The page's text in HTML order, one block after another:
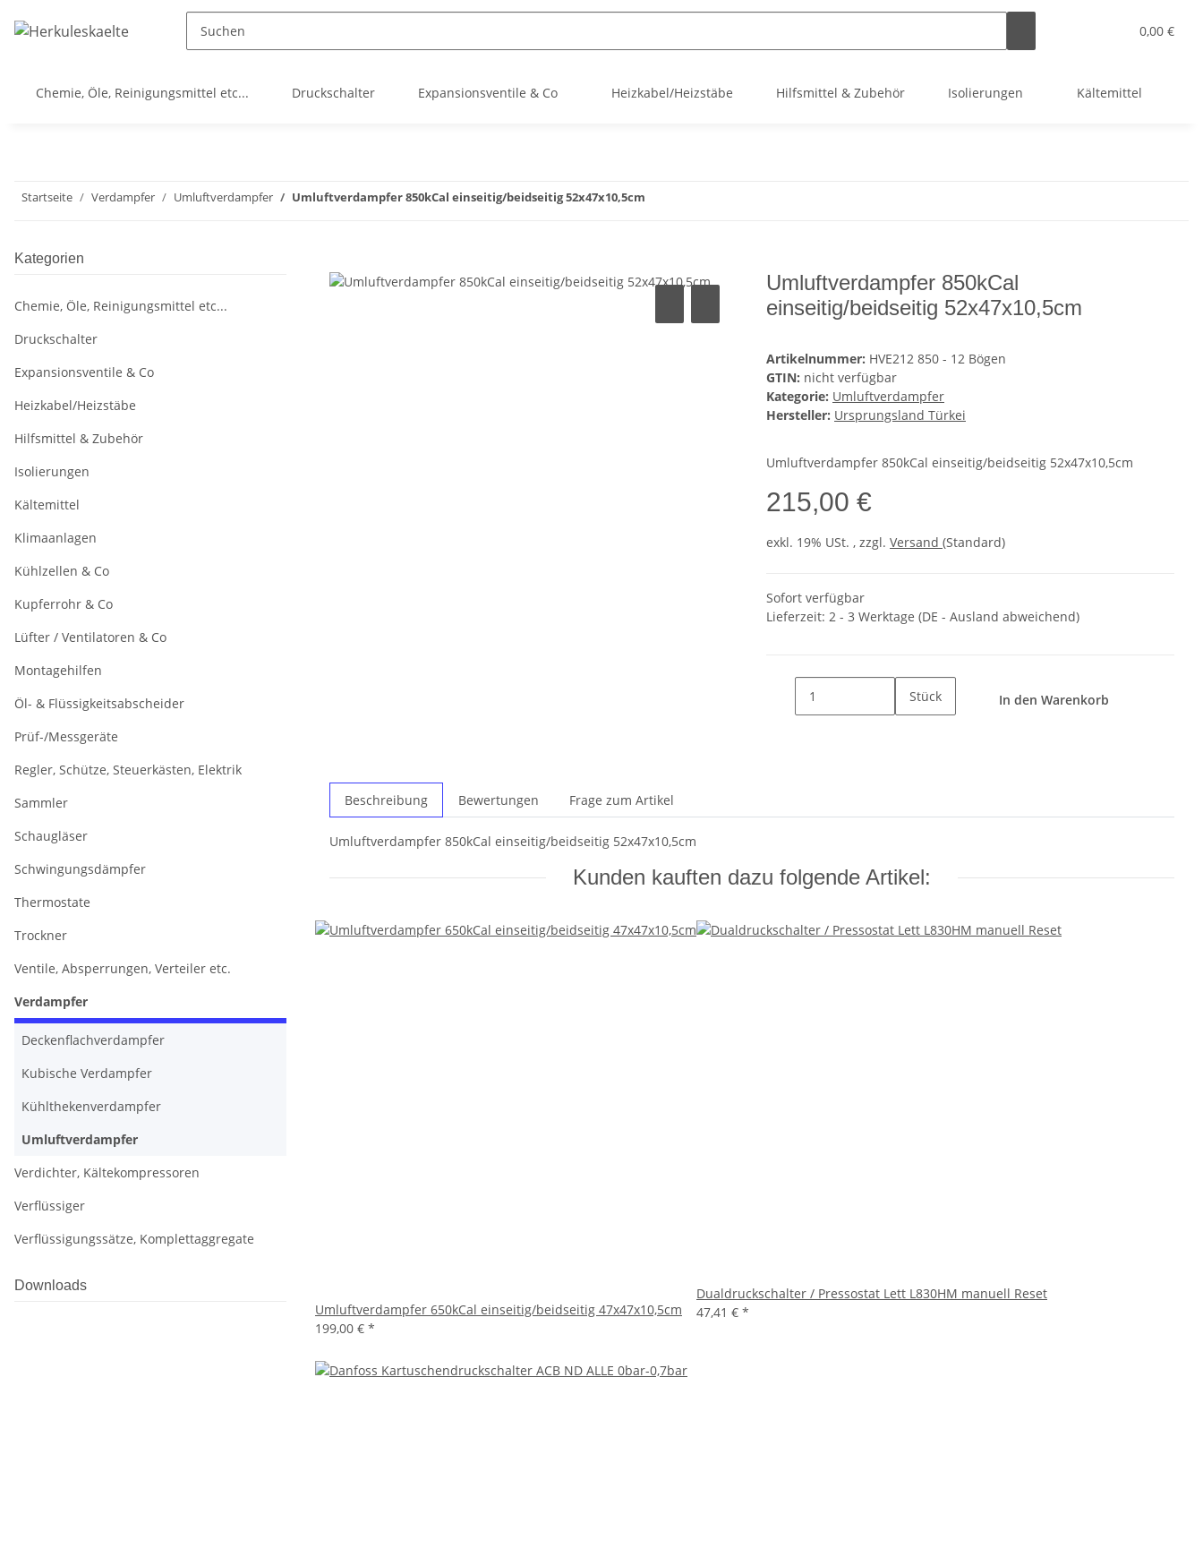
0,00 €
Chemie, Öle, Reinigungsmittel etc... Druckschalter Expansionsventile & Co Heizkabel/Heizstäbe Hilfsmittel & Zubehör Isolierungen Kältemittel
Startseite Verdampfer Umluftverdampfer Umluftverdampfer 850kCal einseitig/beidseitig 52x47x10,5cm
Umluftverdampfer 850kCal
einseitig/beidseitig 52x47x10,5cm
Artikelnummer: HVE212 850 - 12 Bögen
GTIN: nicht verfügbar
Kategorie: Umluftverdampfer
Hersteller: Ursprungsland Türkei
Umluftverdampfer 850kCal einseitig/beidseitig 52x47x10,5cm
215,00 €
exkl. 19% USt. , zzgl. Versand (Standard)
Sofort verfügbar
Lieferzeit: 2 - 3 Werktage (DE - Ausland abweichend)
Stück In den Warenkorb
Beschreibung Bewertungen Frage zum Artikel
Umluftverdampfer 850kCal einseitig/beidseitig 52x47x10,5cm
Kunden kauften dazu folgende Artikel:
Umluftverdampfer 650kCal einseitig/beidseitig 47x47x10,5cm
199,00 € *
Dualdruckschalter / Pressostat Lett L830HM manuell Reset
47,41 € *
Kategorien
Chemie, Öle, Reinigungsmittel etc...
Druckschalter
Expansionsventile & Co
Heizkabel/Heizstäbe
Hilfsmittel & Zubehör
Isolierungen
Kältemittel
Klimaanlagen
Kühlzellen & Co
Kupferrohr & Co
Lüfter / Ventilatoren & Co
Montagehilfen
Öl- & Flüssigkeitsabscheider
Prüf-/Messgeräte
Regler, Schütze, Steuerkästen, Elektrik
Sammler
Schaugläser
Schwingungsdämpfer
Thermostate
Trockner
Ventile, Absperrungen, Verteiler etc.
Verdampfer
Deckenflachverdampfer
Kubische Verdampfer
Kühlthekenverdampfer
Umluftverdampfer
Verdichter, Kältekompressoren
Verflüssiger
Verflüssigungssätze, Komplettaggregate
Downloads